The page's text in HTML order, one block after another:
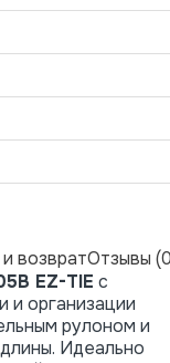
возвратОтзывы
EZ-TIE с
и организации
рулоном и
Идеально